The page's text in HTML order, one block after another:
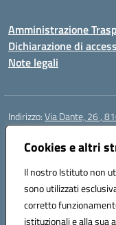
Cookies e altri
Il nostro Istituto non
sono utilizzati
corretto
istituzionali e alla sua
Amministrazione
Dichiarazione di
Note legali
Indirizzo:Via Dante, 26 ,
Centralino:
Posta elettronica
Codice fiscale:
Codice meccanografico:
Codice Indice delle
Codice unico di